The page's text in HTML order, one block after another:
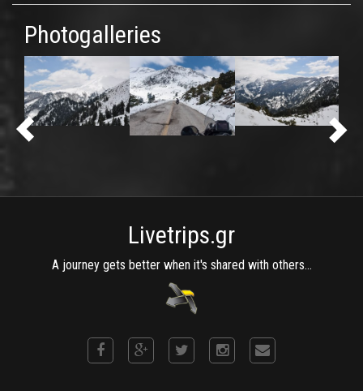
Photogalleries
Livetrips.gr
A journey gets better when it's shared with others...